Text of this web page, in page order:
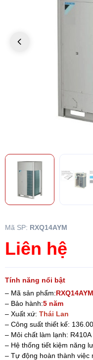
Mã SP: RXQ14AYM
Liên hệ
Tính năng nổi bật
– Mã sản phẩm:RXQ14AYM
– Bảo hành:5 năm
– Xuất xứ: Thái Lan
– Công suất thiết kế:
– Môi chất làm lạnh: R410A
– Hệ thống tiết kiệm năng
– Tự động hoàn thành việc